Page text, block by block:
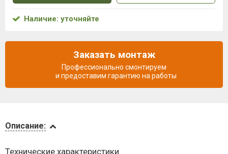
и оплата
Описание:
Технические характеристики
Наличие: уточняйте
Заказать монтаж
Профессионально смонтируем
и предоставим гарантию на работы